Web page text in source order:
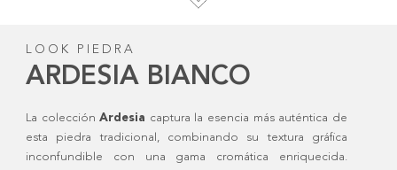
LOOK PIEDRA
ARDESIA BIANCO
La colecciónArdesia captura la esencia más auténtica de
esta piedra tradicional, combinando su textura gráfica
inconfundible con una gama cromática enriquecida.